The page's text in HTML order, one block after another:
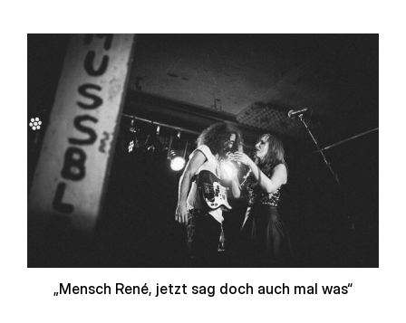
„Mensch René, jetzt sag doch auch mal was“